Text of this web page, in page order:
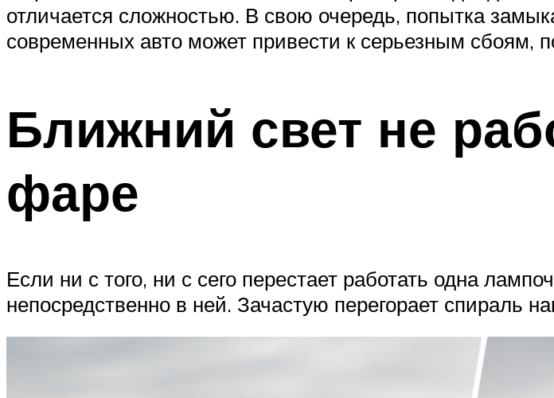
отличается сложностью. В свою очередь, попытка
современных авто может привести к серьезным
Ближний свет не
фаре
Если ни с того, ни с сего перестает работать одна
непосредственно в ней. Зачастую перегорает спираль